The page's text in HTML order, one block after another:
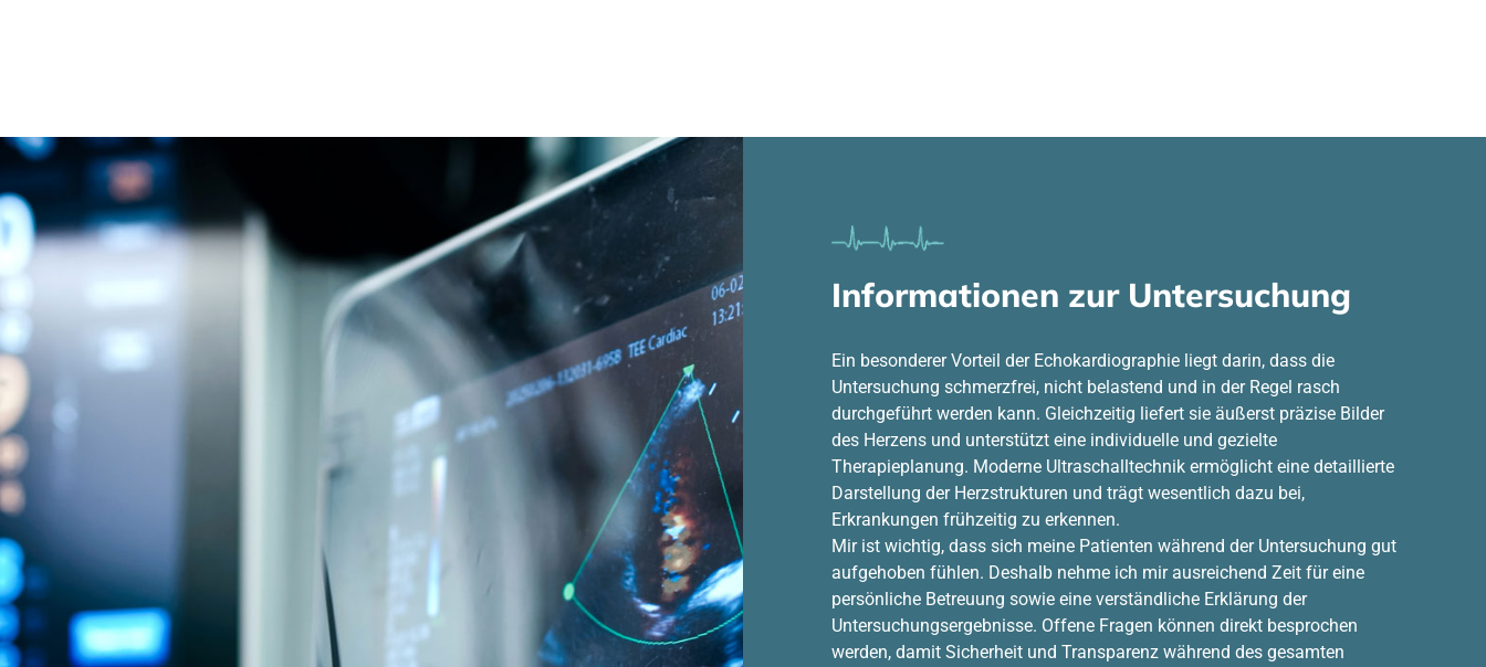
Informationen zur Untersuchung
Ein besonderer Vorteil der Echokardiographie liegt darin, dass die
Untersuchung schmerzfrei, nicht belastend und in der Regel rasch
durchgeführt werden kann. Gleichzeitig liefert sie äußerst präzise Bilder
des Herzens und unterstützt eine individuelle und gezielte
Therapieplanung. Moderne Ultraschalltechnik ermöglicht eine detaillierte
Darstellung der Herzstrukturen und trägt wesentlich dazu bei,
Erkrankungen frühzeitig zu erkennen.
Mir ist wichtig, dass sich meine Patienten während der Untersuchung gut
aufgehoben fühlen. Deshalb nehme ich mir ausreichend Zeit für eine
persönliche Betreuung sowie eine verständliche Erklärung der
Untersuchungsergebnisse. Offene Fragen können direkt besprochen
werden, damit Sicherheit und Transparenz während des gesamten